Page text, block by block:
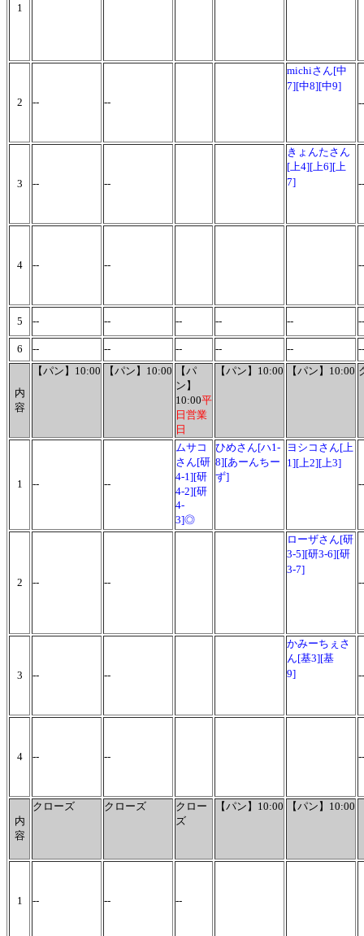
1
2 -- --
michiさん[中
7][中8][中9]
--
3 -- --
きょんたさん
[上4][上6][上
7]
--
4 -- -- --
5 -- -- -- -- -- --
6 -- -- -- -- -- --
内
容
【パン】10:00 【パン】10:00
【パ
ン】
10:00平
日営業
日
【パン】10:00 【パン】10:00
1 -- --
ムサコ
さん[研
4-1][研
4-2][研
4-
3]◎
ひめさん[ハ1-
8][あーんちー
ず]
ヨシコさん[上
1][上2][上3]
--
2 -- --
ローザさん[研
3-5][研3-6][研
3-7]
3 -- --
かみーちぇさ
ん[基3][基
9]
--
4 -- -- --
内
容
クローズ クローズ
クロー
ズ
【パン】10:00 【パン】10:00
1 -- -- --